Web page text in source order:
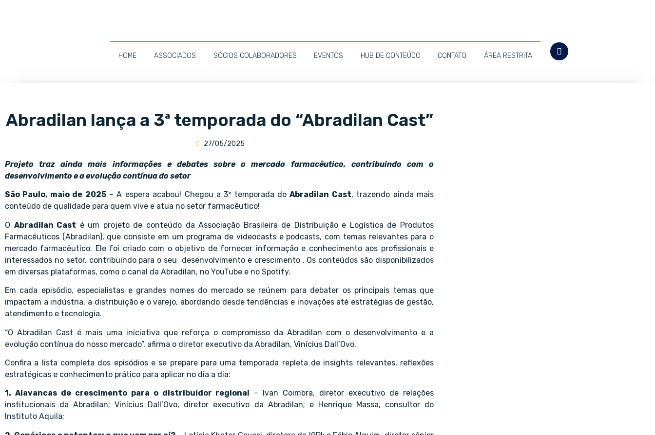
HOME ASSOCIADOS SÓCIOS COLABORADORES EVENTOS HUB DE CONTEÚDO CONTATO ÁREA RESTRITA
Abradilan lança a 3ª temporada do “Abradilan Cast”
27/05/2025
Projeto traz ainda mais informações e debates sobre o mercado farmacêutico, contribuindo com o
desenvolvimento e a evolução contínua do setor
São Paulo, maio de 2025– A espera acabou! Chegou a 3ª temporada doAbradilan Cast, trazendo ainda mais
conteúdo de qualidade para quem vive e atua no setor farmacêutico!
O Abradilan Cast é um projeto de conteúdo da Associação Brasileira de Distribuição e Logística de Produtos
Farmacêuticos (Abradilan), que consiste em um programa de videocasts e podcasts, com temas relevantes para o
mercado farmacêutico. Ele foi criado com o objetivo de fornecer informação e conhecimento aos profissionais e
interessados no setor, contribuindo para o seu desenvolvimento e crescimento . Os conteúdos são disponibilizados
em diversas plataformas, como o canal da Abradilan, no YouTube e no Spotify.
Em cada episódio, especialistas e grandes nomes do mercado se reúnem para debater os principais temas que
impactam a indústria, a distribuição e o varejo, abordando desde tendências e inovações até estratégias de gestão,
atendimento e tecnologia.
“O Abradilan Cast é mais uma iniciativa que reforça o compromisso da Abradilan com o desenvolvimento e a
evolução contínua do nosso mercado”, afirma o diretor executivo da Abradilan, Vinícius Dall’Ovo.
Confira a lista completa dos episódios e se prepare para uma temporada repleta de insights relevantes, reflexões
estratégicas e conhecimento prático para aplicar no dia a dia:
1. Alavancas de crescimento para o distribuidor regional
– Ivan Coimbra, diretor executivo de relações
institucionais da Abradilan; Vinícius Dall’Ovo, diretor executivo da Abradilan; e Henrique Massa, consultor do
Instituto Aquila;